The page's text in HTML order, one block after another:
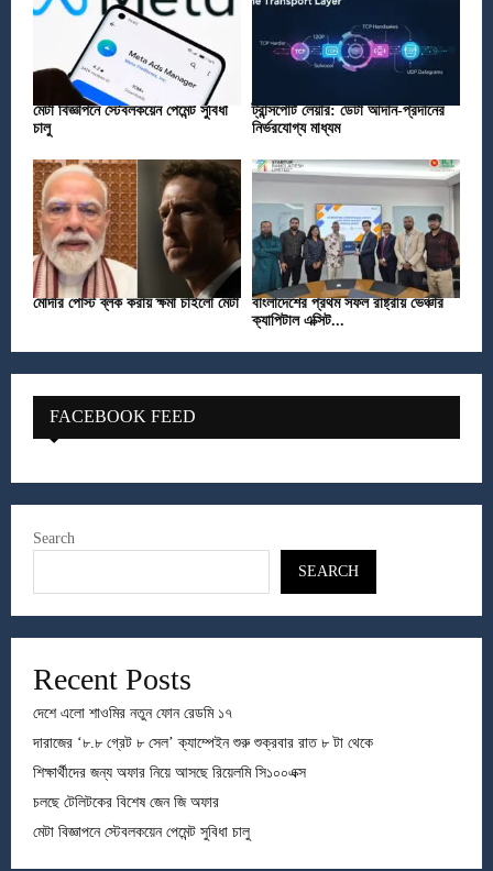
মেটা বিজ্ঞাপনে স্টেবলকয়েন পেমেন্ট সুবিধা
চালু
ট্রান্সপোর্ট লেয়ার: ডেটা আদান-প্রদানের
নির্ভরযোগ্য মাধ্যম
মোদীর পোস্ট ব্লক করায় ক্ষমা চাইলো মেটা
বাংলাদেশের প্রথম সফল রাষ্ট্রীয় ভেঞ্চার
ক্যাপিটাল এক্সিট...
FACEBOOK FEED
Search
SEARCH
Recent Posts
দেশে এলো শাওমির নতুন ফোন রেডমি ১৭
দারাজের ‘৮.৮ গ্রেট ৮ সেল’ ক্যাম্পেইন শুরু শুক্রবার রাত ৮ টা থেকে
শিক্ষার্থীদের জন্য অফার নিয়ে আসছে রিয়েলমি সি১০০এক্স
চলছে টেলিটকের বিশেষ জেন জি অফার
মেটা বিজ্ঞাপনে স্টেবলকয়েন পেমেন্ট সুবিধা চালু